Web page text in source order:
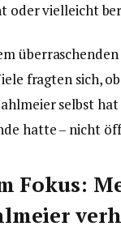
oder vielleicht
fragten sich,
selbst
hatte – nicht
Fokus: